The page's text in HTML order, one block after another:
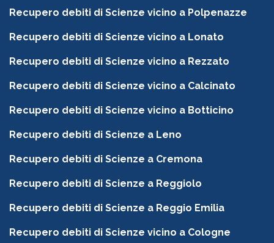
Recupero debiti di Scienze vicino a Polpenazze
Recupero debiti di Scienze vicino a Lonato
Recupero debiti di Scienze vicino a Rezzato
Recupero debiti di Scienze vicino a Calcinato
Recupero debiti di Scienze vicino a Botticino
Recupero debiti di Scienze a Leno
Recupero debiti di Scienze a Cremona
Recupero debiti di Scienze a Reggiolo
Recupero debiti di Scienze a Reggio Emilia
Recupero debiti di Scienze vicino a Cologne